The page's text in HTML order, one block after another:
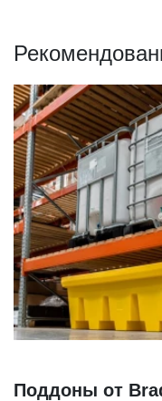
Поддоны от